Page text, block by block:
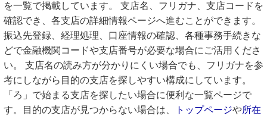
を一覧で掲載しています。 支店名、フリガナ、支店コードを
確認でき、各支店の詳細情報ページへ進むことができます。
振込先登録、経理処理、口座情報の確認、各種事務手続きな
どで金融機関コードや支店番号が必要な場合にご活用くださ
い。 支店名の読み方が分かりにくい場合でも、フリガナを参
考にしながら目的の支店を探しやすい構成にしています。
「ろ」で始まる支店を探したい場合に便利な一覧ページで
す。目的の支店が見つからない場合は、
トップページや所在